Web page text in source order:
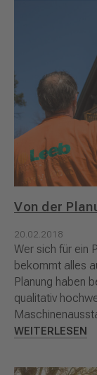
Von der
20.02.2018
Wer sich für ein
bekommt alles
Planung haben
qualitativ
WEITERLESEN